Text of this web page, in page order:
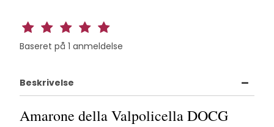
Baseret på 1 anmeldelse
Beskrivelse
Amarone della Valpolicella DOCG